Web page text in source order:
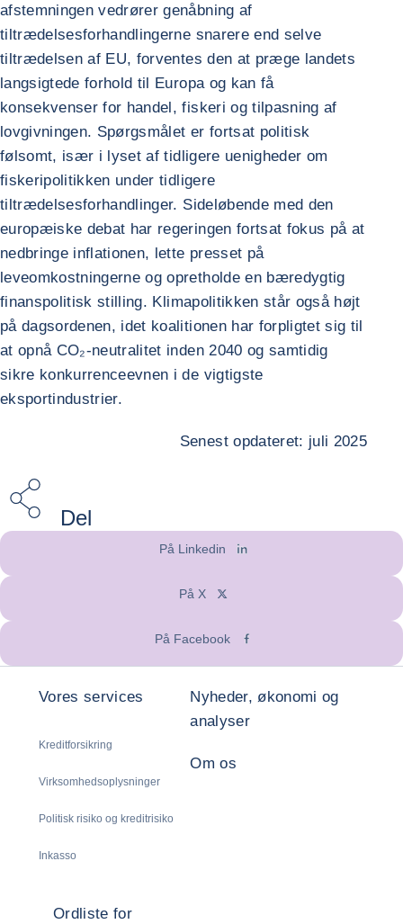
afstemningen vedrører genåbning af
tiltrædelsesforhandlingerne snarere end selve
tiltrædelsen af EU, forventes den at præge landets
langsigtede forhold til Europa og kan få
konsekvenser for handel, fiskeri og tilpasning af
lovgivningen. Spørgsmålet er fortsat politisk
følsomt, især i lyset af tidligere uenigheder om
fiskeripolitikken under tidligere
tiltrædelsesforhandlinger. Sideløbende med den
europæiske debat har regeringen fortsat fokus på at
nedbringe inflationen, lette presset på
leveomkostningerne og opretholde en bæredygtig
finanspolitisk stilling. Klimapolitikken står også højt
på dagsordenen, idet koalitionen har forpligtet sig til
at opnå CO₂-neutralitet inden 2040 og samtidig
sikre konkurrenceevnen i de vigtigste
eksportindustrier.
Senest opdateret: juli 2025
Del
På Linkedin
På X
På Facebook
Vores services
Kreditforsikring
Virksomhedsoplysninger
Politisk risiko og kreditrisiko
Inkasso
Nyheder, økonomi og
analyser
Om os
Ordliste for